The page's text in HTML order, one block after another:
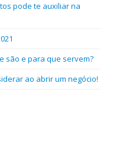
pode te auxiliar na
são e para que servem?
ao abrir um negócio!